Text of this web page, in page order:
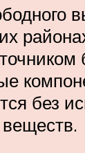
без